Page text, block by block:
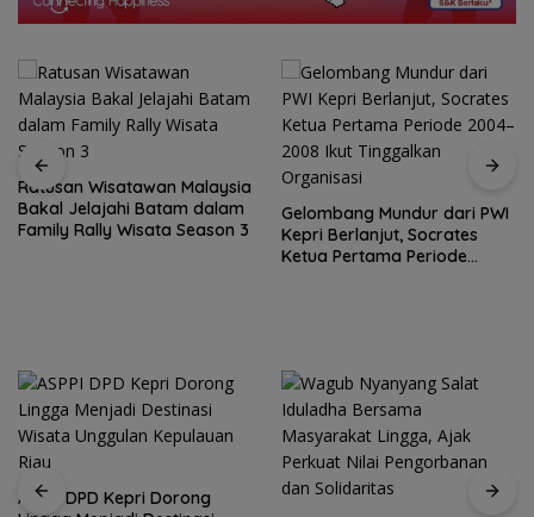
Ratusan Wisatawan Malaysia
Bakal Jelajahi Batam dalam
Family Rally Wisata Season 3
Gelombang Mundur dari PWI
Kepri Berlanjut, Socrates
Ketua Pertama Periode
ASPPI DPD Kepri Dorong